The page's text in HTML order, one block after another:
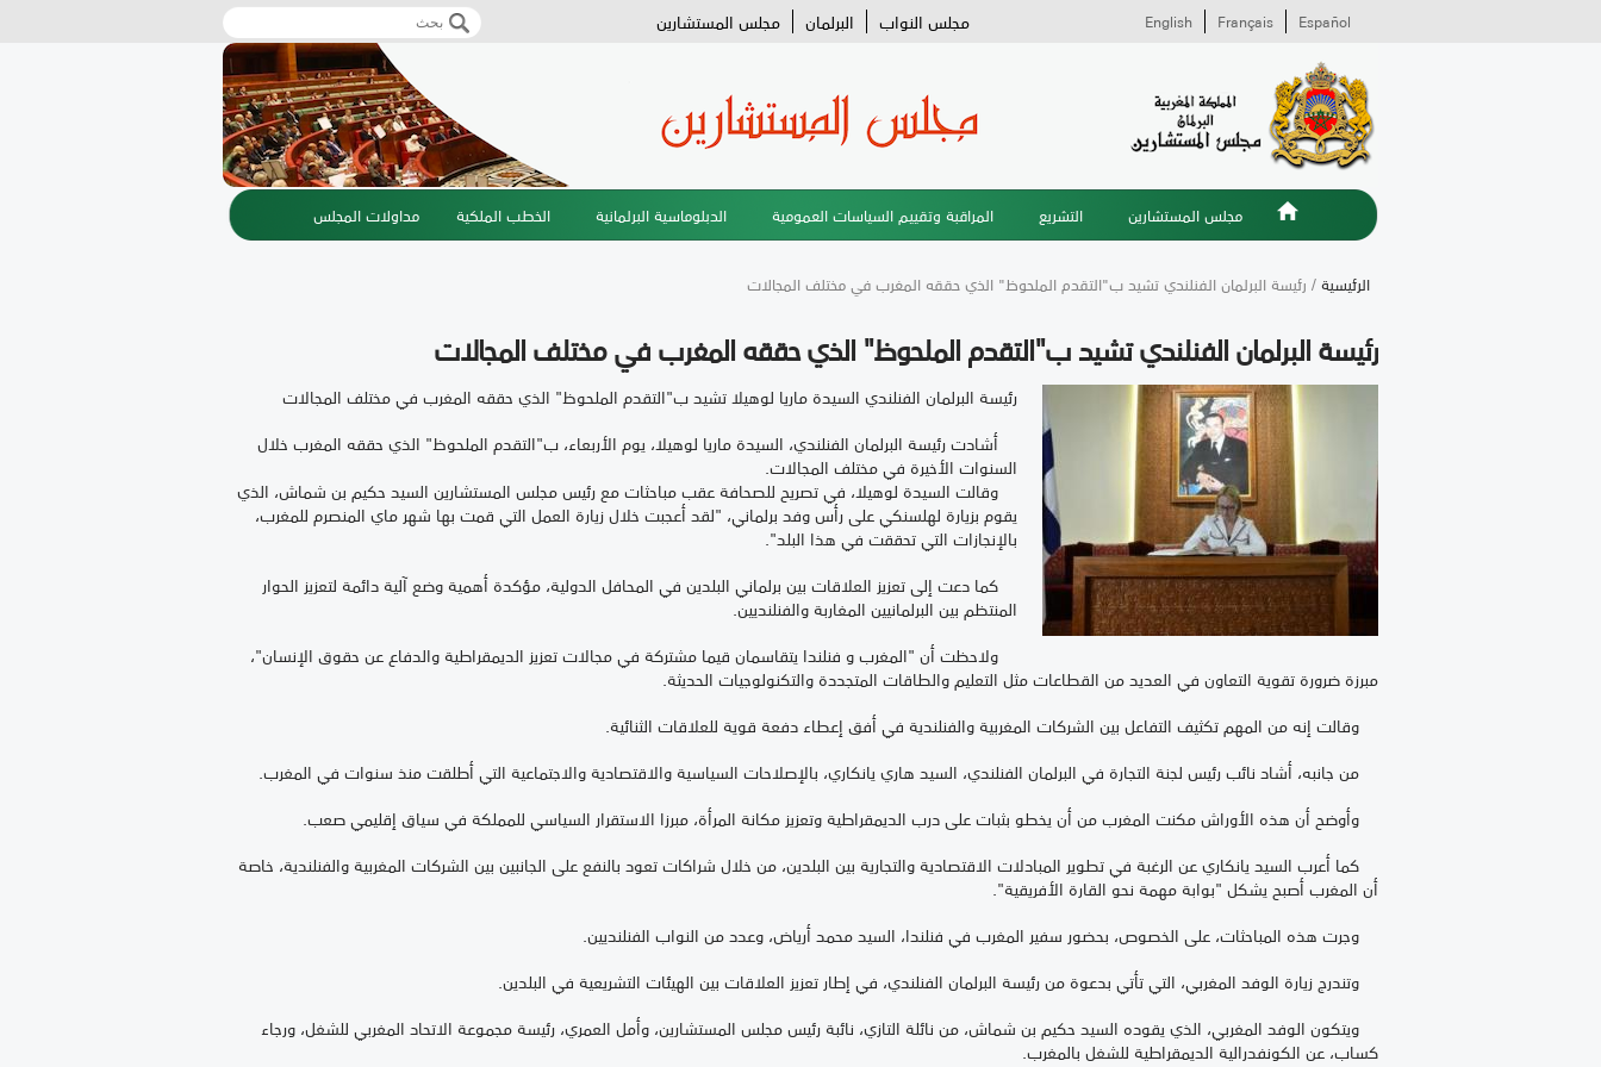
استمارة البحث
‏بحث ‏ مجلس النواب البرلمان مجلس المستشارين Español
Français
English
مجلس المستشارين التشريع المراقبة وتقييم السياسات العمومية الدبلوماسية البرلمانية الخطب الملكية مداولات المجلس
الرئيسية/ رئيسة البرلمان الفنلندي تشيد ب"التقدم الملحوظ" الذي حققه المغرب في مختلف المجالات
رئيسة البرلمان الفنلندي تشيد ب"التقدم الملحوظ" الذي حققه المغرب في مختلف المجالات
رئيسة البرلمان الفنلندي السيدة ماريا لوهيلا تشيد ب"التقدم الملحوظ" الذي حققه المغرب في مختلف المجالات
أشادت رئيسة البرلمان الفنلندي، السيدة ماريا لوهيلا، يوم الأربعاء، ب"التقدم الملحوظ" الذي حققه المغرب خلال
السنوات الأخيرة في مختلف المجالات.
وقالت السيدة لوهيلا، في تصريح للصحافة عقب مباحثات مع رئيس مجلس المستشارين السيد حكيم بن شماش، الذي
يقوم بزيارة لهلسنكي على رأس وفد برلماني، "لقد أعجبت خلال زيارة العمل التي قمت بها شهر ماي المنصرم للمغرب،
بالإنجازات التي تحققت في هذا البلد".
كما دعت إلى تعزيز العلاقات بين برلماني البلدين في المحافل الدولية، مؤكدة أهمية وضع آلية دائمة لتعزيز الحوار
المنتظم بين البرلمانيين المغاربة والفنلنديين.
ولاحظت أن "المغرب و فنلندا يتقاسمان قيما مشتركة في مجالات تعزيز الديمقراطية والدفاع عن حقوق الإنسان"،
مبرزة ضرورة تقوية التعاون في العديد من القطاعات مثل التعليم والطاقات المتجددة والتكنولوجيات الحديثة.
وقالت إنه من المهم تكثيف التفاعل بين الشركات المغربية والفنلندية في أفق إعطاء دفعة قوية للعلاقات الثنائية.
من جانبه، أشاد نائب رئيس لجنة التجارة في البرلمان الفنلندي، السيد هاري يانكاري، بالإصلاحات السياسية والاقتصادية والاجتماعية التي أطلقت منذ سنوات في المغرب.
وأوضح أن هذه الأوراش مكنت المغرب من أن يخطو بثبات على درب الديمقراطية وتعزيز مكانة المرأة، مبرزا الاستقرار السياسي للمملكة في سياق إقليمي صعب.
كما أعرب السيد يانكاري عن الرغبة في تطوير المبادلات الاقتصادية والتجارية بين البلدين، من خلال شراكات تعود بالنفع على الجانبين بين الشركات المغربية والفنلندية، خاصة
أن المغرب أصبح يشكل "بوابة مهمة نحو القارة الأفريقية".
وجرت هذه المباحثات، على الخصوص، بحضور سفير المغرب في فنلندا، السيد محمد أرياض، وعدد من النواب الفنلنديين.
وتندرج زيارة الوفد المغربي، التي تأتي بدعوة من رئيسة البرلمان الفنلندي، في إطار تعزيز العلاقات بين الهيئات التشريعية في البلدين.
ويتكون الوفد المغربي، الذي يقوده السيد حكيم بن شماش، من نائلة التازي، نائبة رئيس مجلس المستشارين، وأمل العمري، رئيسة مجموعة الاتحاد المغربي للشغل، ورجاء
كساب، عن الكونفدرالية الديمقراطية للشغل بالمغرب.